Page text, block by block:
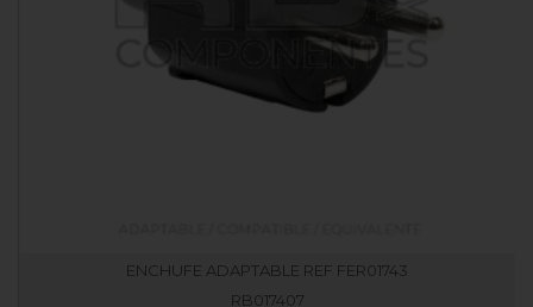
ENCHUFE ADAPTABLE REF FER01743
RB017407